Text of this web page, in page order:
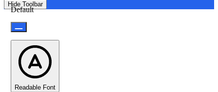
Hide Toolbar
Default
Readable Font